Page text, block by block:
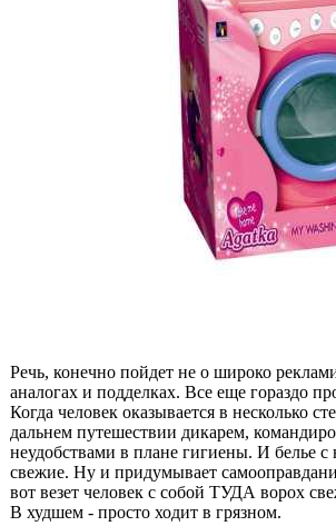
Речь, конечно пойдет не о широко
аналогах и подделках. Все еще гораздо
Когда человек оказывается в несколько
дальнем путешествии дикарем,
неудобствами в плане гигиены. И белье
свежие. Ну и придумывает
вот везет человек с собой ТУДА ворох
В худшем - просто ходит в грязном.